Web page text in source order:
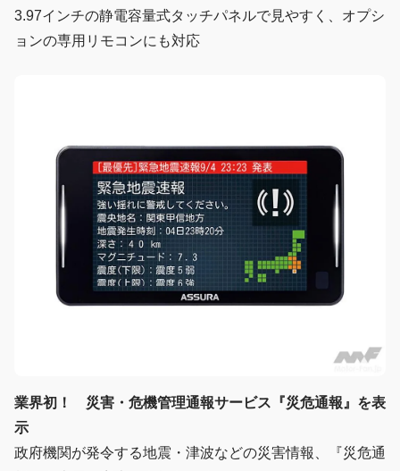
3.97インチの静電容量式タッチパネルで見やすく、オプシ
ョンの専用リモコンにも対応
業界初！ 災害・危機管理通報サービス『災危通報』を表
示
政府機関が発令する地震・津波などの災害情報、『災危通